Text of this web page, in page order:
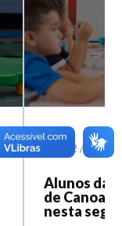
02 / 2023
Alunos da
de Canoas
nesta